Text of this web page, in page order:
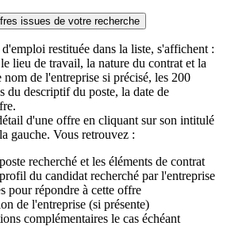
issues de votre recherche
restituée dans la liste, s'affichent :
lieu de travail, la nature du contrat et la
de l'entreprise si précisé, les 200
du descriptif du poste, la date de
d'une offre en cliquant sur son intitulé
gauche. Vous retrouvez :
recherché et les éléments de contrat
du candidat recherché par l'entreprise
pour répondre à cette offre
de l'entreprise (si présente)
complémentaires le cas échéant